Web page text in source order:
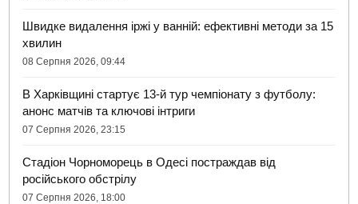
Швидке видалення іржі у ванній: ефективні методи за 15
хвилин
08 Серпня 2026, 09:44
В Харківщині стартує 13-й тур чемпіонату з футболу:
анонс матчів та ключові інтриги
07 Серпня 2026, 23:15
Стадіон Чорноморець в Одесі постраждав від
російського обстрілу
07 Серпня 2026, 18:00